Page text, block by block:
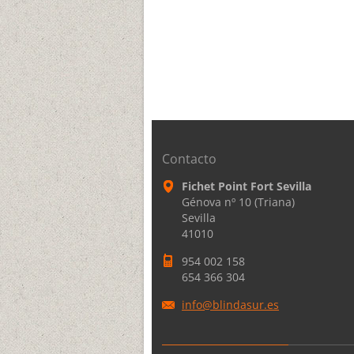
Contacto
Fichet Point Fort Sevilla
Génova nº 10 (Triana)
Sevilla
41010
954 002 158
654 366 304
info@blindasur.es